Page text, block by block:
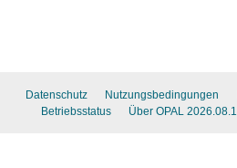
Datenschutz Nutzungsbedingungen
Betriebsstatus
Über OPAL 2026.08.1